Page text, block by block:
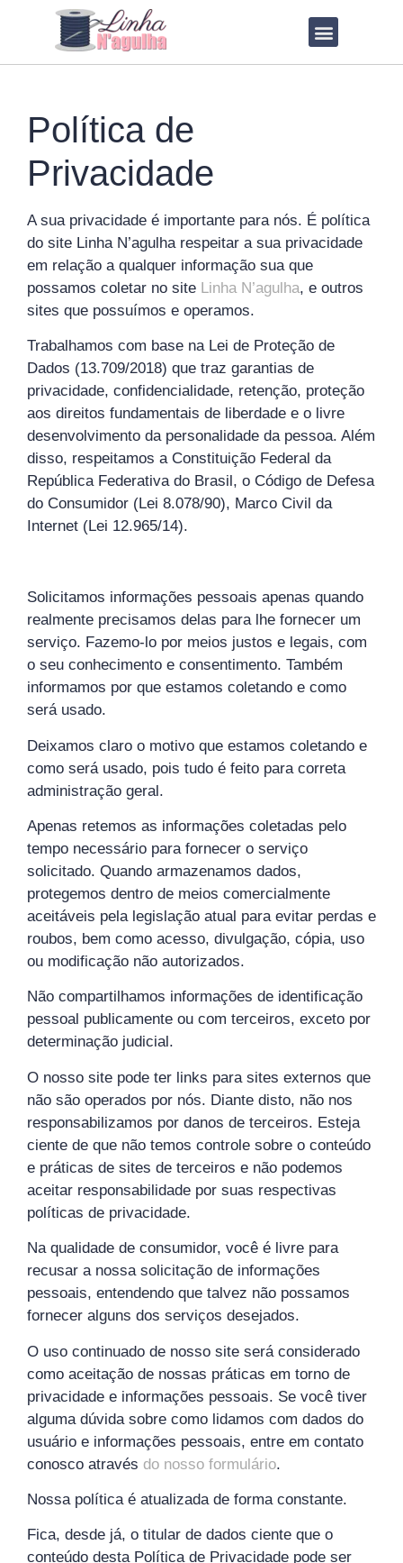
Política de
Privacidade
A sua privacidade é importante para nós. É política
do site Linha N’agulha respeitar a sua privacidade
em relação a qualquer informação sua que
possamos coletar no site Linha N’agulha, e outros
sites que possuímos e operamos.
Trabalhamos com base na Lei de Proteção de
Dados (13.709/2018) que traz garantias de
privacidade, confidencialidade, retenção, proteção
aos direitos fundamentais de liberdade e o livre
desenvolvimento da personalidade da pessoa. Além
disso, respeitamos a Constituição Federal da
República Federativa do Brasil, o Código de Defesa
do Consumidor (Lei 8.078/90), Marco Civil da
Internet (Lei 12.965/14).
Solicitamos informações pessoais apenas quando
realmente precisamos delas para lhe fornecer um
serviço. Fazemo-lo por meios justos e legais, com
o seu conhecimento e consentimento. Também
informamos por que estamos coletando e como
será usado.
Deixamos claro o motivo que estamos coletando e
como será usado, pois tudo é feito para correta
administração geral.
Apenas retemos as informações coletadas pelo
tempo necessário para fornecer o serviço
solicitado. Quando armazenamos dados,
protegemos dentro de meios comercialmente
aceitáveis pela legislação atual ​​para evitar perdas e
roubos, bem como acesso, divulgação, cópia, uso
ou modificação não autorizados.
Não compartilhamos informações de identificação
pessoal publicamente ou com terceiros, exceto por
determinação judicial.
O nosso site pode ter links para sites externos que
não são operados por nós. Diante disto, não nos
responsabilizamos por danos de terceiros. Esteja
ciente de que não temos controle sobre o conteúdo
e práticas de sites de terceiros e não podemos
aceitar responsabilidade por suas respectivas
políticas de privacidade.
Na qualidade de consumidor, você é livre para
recusar a nossa solicitação de informações
pessoais, entendendo que talvez não possamos
fornecer alguns dos serviços desejados.
O uso continuado de nosso site será considerado
como aceitação de nossas práticas em torno de
privacidade e informações pessoais. Se você tiver
alguma dúvida sobre como lidamos com dados do
usuário e informações pessoais, entre em contato
conosco através do nosso formulário.
Nossa política é atualizada de forma constante.
Fica, desde já, o titular de dados ciente que o
conteúdo desta Política de Privacidade pode ser